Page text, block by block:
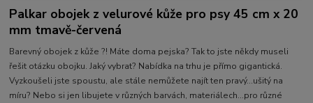
Palkar obojek z velurové kůže pro psy 45 cm x 20
mm tmavě-červená
Barevný obojek z kůže ?! Máte doma pejska? Tak to jste někdy museli
řešit otázku obojku. Jaký vybrat? Nabídka na trhu je přímo gigantická.
Vyzkoušeli jste spoustu, ale stále nemůžete najít ten pravý...ušitý na
míru? Nebo si jen libujete v různých barvách, materiálech...pro různé